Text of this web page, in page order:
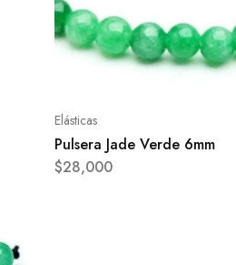
Elásticas
Pulsera Jade Verde 6mm
$28,000